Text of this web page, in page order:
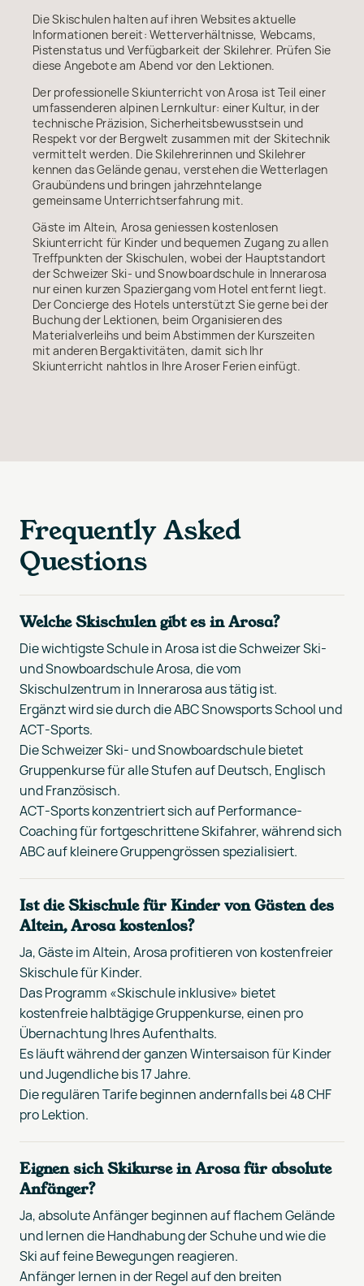
Die Skischulen halten auf ihren Websites aktuelle
Informationen bereit: Wetterverhältnisse, Webcams,
Pistenstatus und Verfügbarkeit der Skilehrer. Prüfen Sie
diese Angebote am Abend vor den Lektionen.
Der professionelle Skiunterricht von Arosa ist Teil einer
umfassenderen alpinen Lernkultur: einer Kultur, in der
technische Präzision, Sicherheitsbewusstsein und
Respekt vor der Bergwelt zusammen mit der Skitechnik
vermittelt werden. Die Skilehrerinnen und Skilehrer
kennen das Gelände genau, verstehen die Wetterlagen
Graubündens und bringen jahrzehntelange
gemeinsame Unterrichtserfahrung mit.
Gäste im Altein, Arosa geniessen kostenlosen
Skiunterricht für Kinder und bequemen Zugang zu allen
Treffpunkten der Skischulen, wobei der Hauptstandort
der Schweizer Ski- und Snowboardschule in Innerarosa
nur einen kurzen Spaziergang vom Hotel entfernt liegt.
Der Concierge des Hotels unterstützt Sie gerne bei der
Buchung der Lektionen, beim Organisieren des
Materialverleihs und beim Abstimmen der Kurszeiten
mit anderen Bergaktivitäten, damit sich Ihr
Skiunterricht nahtlos in Ihre Aroser Ferien einfügt.
Frequently Asked
Questions
Welche Skischulen gibt es in Arosa?
Die wichtigste Schule in Arosa ist die Schweizer Ski-
und Snowboardschule Arosa, die vom
Skischulzentrum in Innerarosa aus tätig ist.
Ergänzt wird sie durch die ABC Snowsports School und
ACT-Sports.
Die Schweizer Ski- und Snowboardschule bietet
Gruppenkurse für alle Stufen auf Deutsch, Englisch
und Französisch.
ACT-Sports konzentriert sich auf Performance-
Coaching für fortgeschrittene Skifahrer, während sich
ABC auf kleinere Gruppengrössen spezialisiert.
Ist die Skischule für Kinder von Gästen des
Altein, Arosa kostenlos?
Ja, Gäste im Altein, Arosa profitieren von kostenfreier
Skischule für Kinder.
Das Programm «Skischule inklusive» bietet
kostenfreie halbtägige Gruppenkurse, einen pro
Übernachtung Ihres Aufenthalts.
Es läuft während der ganzen Wintersaison für Kinder
und Jugendliche bis 17 Jahre.
Die regulären Tarife beginnen andernfalls bei 48 CHF
pro Lektion.
Eignen sich Skikurse in Arosa für absolute
Anfänger?
Ja, absolute Anfänger beginnen auf flachem Gelände
und lernen die Handhabung der Schuhe und wie die
Ski auf feine Bewegungen reagieren.
Anfänger lernen in der Regel auf den breiten